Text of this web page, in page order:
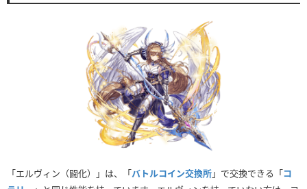
「エルヴィン（闘化）」は、「バトルコイン交換所」で交換できる「コ